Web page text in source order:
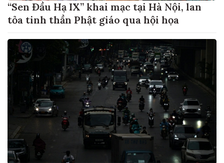
“Sen Đầu Hạ IX” khai mạc tại Hà Nội, lan
tỏa tinh thần Phật giáo qua hội họa